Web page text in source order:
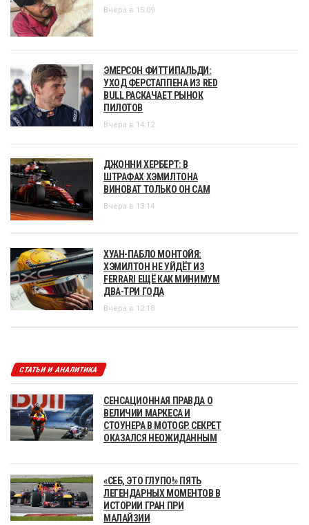
Вчера в 15:09
ЭМЕРСОН ФИТТИПАЛЬДИ:
УХОД ФЕРСТАППЕНА ИЗ RED
BULL РАСКАЧАЕТ РЫНОК
ПИЛОТОВ
Вчера в 14:12
ДЖОННИ ХЕРБЕРТ: В
ШТРАФАХ ХЭМИЛТОНА
ВИНОВАТ ТОЛЬКО ОН САМ
Вчера в 13:14
ХУАН-ПАБЛО МОНТОЙЯ:
ХЭМИЛТОН НЕ УЙДЁТ ИЗ
FERRARI ЕЩЁ КАК МИНИМУМ
ДВА-ТРИ ГОДА
Вчера в 12:18
СТАТЬИ И АНАЛИТИКА
СЕНСАЦИОННАЯ ПРАВДА О
ВЕЛИЧИИ МАРКЕСА И
СТОУНЕРА В MOTOGP. СЕКРЕТ
ОКАЗАЛСЯ НЕОЖИДАННЫМ
«СЕБ, ЭТО ГЛУПО!» ПЯТЬ
ЛЕГЕНДАРНЫХ МОМЕНТОВ В
ИСТОРИИ ГРАН ПРИ
МАЛАЙЗИИ